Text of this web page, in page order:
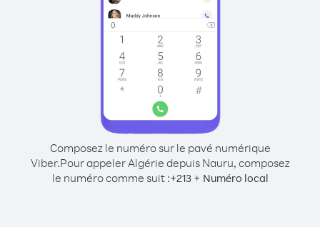
Composez le numéro sur le pavé numérique
Viber.Pour appeler Algérie depuis Nauru, composez
le numéro comme suit :+213+ Numéro local